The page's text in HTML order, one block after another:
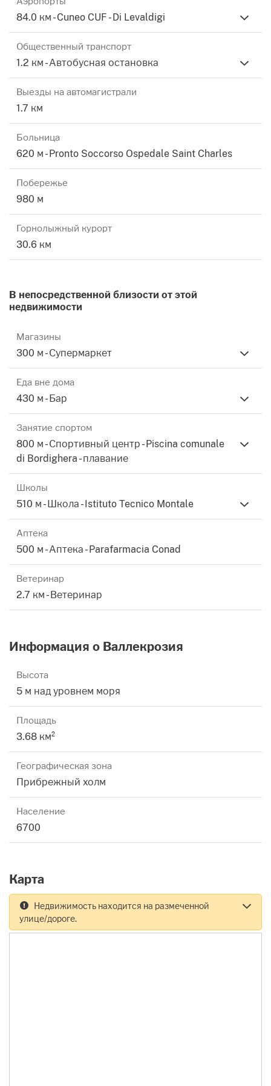
Сильные стороны:
Потрясающий вид на море
Большие и пригодные для жизни террасы
Панорамный частный солярий
Размещение с кондиционером
Автомобильная коробка включена
Редкая возможность для тех, кто ищет комфорт, вид
и качество в одном из самых востребованных
Этот текст был переведен автоматически.
Смотрите описания, введенные рекламодателем
84.0 км - Cuneo CUF - Di Levaldigi
Общественный транспорт
1.2 км - Автобусная остановка
Выезды на автомагистрали
1.7 км
Больница
620 м - Pronto Soccorso Ospedale Saint Charles
Побережье
980 м
Горнолыжный курорт
30.6 км
В непосредственной близости от этой
недвижимости
Магазины
300 м - Супермаркет
Еда вне дома
430 м - Бар
Занятие спортом
800 м - Спортивный центр - Piscina comunale
di Bordighera - плавание
Школы
510 м - Школа - Istituto Tecnico Montale
Аптека
500 м - Аптека - Parafarmacia Conad
Ветеринар
2.7 км - Ветеринар
Информация о Валлекрозия
Высота
5 м над уровнем моря
Площадь
3.68 км²
Географическая зона
Прибрежный холм
Население
6700
Карта
Недвижимость находится на размеченной
улице/дороге.